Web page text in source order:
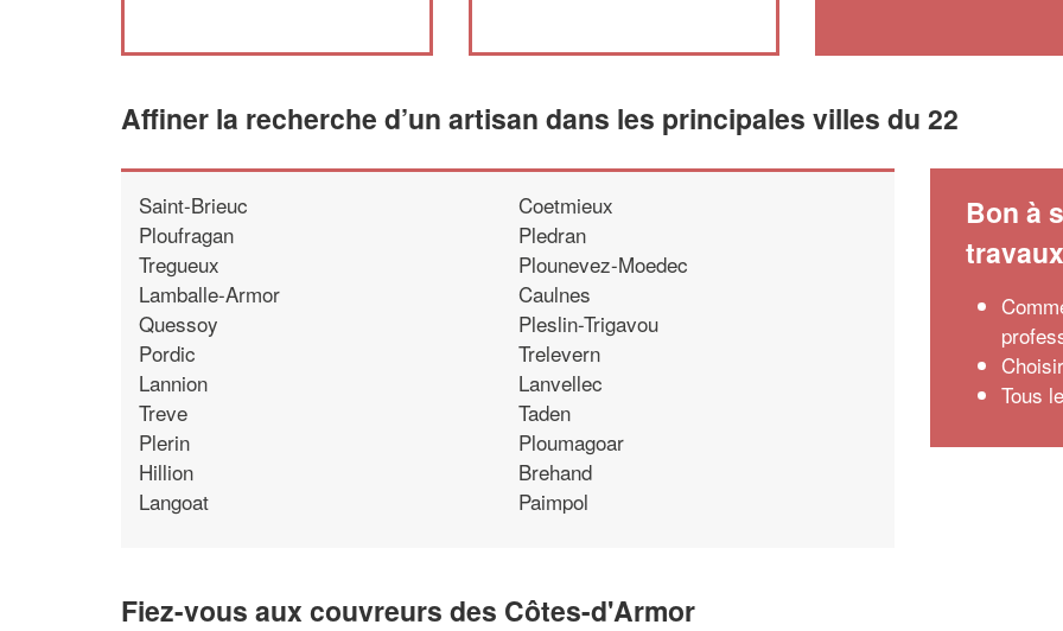
Affiner la recherche d’un artisan dans les principales villes du 22
Saint-Brieuc
Ploufragan
Tregueux
Lamballe-Armor
Quessoy
Pordic
Lannion
Treve
Plerin
Hillion
Langoat
Coetmieux
Pledran
Plounevez-Moedec
Caulnes
Pleslin-Trigavou
Trelevern
Lanvellec
Taden
Ploumagoar
Brehand
Paimpol
Bon à
travaux
Tous
Fiez-vous aux couvreurs des Côtes-d'Armor